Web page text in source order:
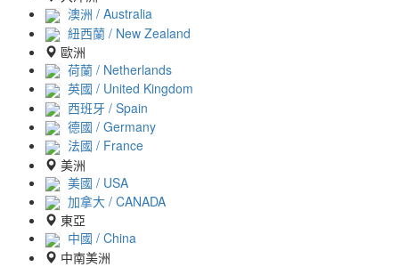
澳洲 / Australia
紐西蘭 / New Zealand
歐洲
荷蘭 / Netherlands
英國 / United Kingdom
西班牙 / Spain
德國 / Germany
法國 / France
美洲
美國 / USA
加拿大 / CANADA
東亞
中國 / China
中南美洲